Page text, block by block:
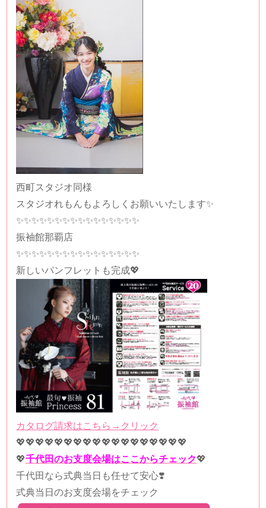
西町スタジオ同様
スタジオれもんもよろしくお願いいたします✨
✨✨✨✨✨✨✨✨✨✨✨✨✨✨✨✨
振袖館那覇店
✨✨✨✨✨✨✨✨✨✨✨✨✨✨✨✨
新しいパンフレットも完成💖
カタログ請求はこちら→クリック
💖💖💖💖💖💖💖💖💖💖💖💖💖💖💖💖💖💖
💖千代田のお支度会場はここからチェック💖
千代田なら式典当日も任せて安心❣️
式典当日のお支度会場をチェック